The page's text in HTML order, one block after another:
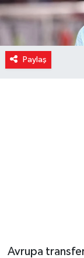
Paylaş
Avrupa